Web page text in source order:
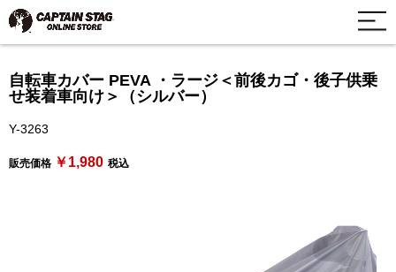
自転車カバー PEVA ・ラージ＜前後カゴ・後子供乗
せ装着車向け＞（シルバー）
Y-3263
販売価格 ￥1,980 税込